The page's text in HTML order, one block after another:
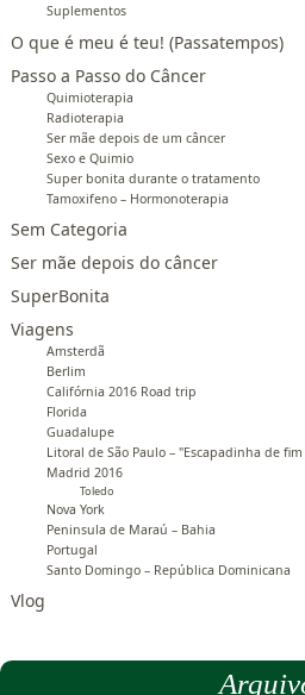
Suplementos
O que é meu é teu! (Passatempos)
Passo a Passo do Câncer
Quimioterapia
Radioterapia
Ser mãe depois de um câncer
Sexo e Quimio
Super bonita durante o tratamento
Tamoxifeno – Hormonoterapia
Sem Categoria
Ser mãe depois do câncer
SuperBonita
Viagens
Amsterdã
Berlim
Califórnia 2016 Road trip
Florida
Guadalupe
Litoral de São Paulo – "Escapadinha de
Madrid 2016
Toledo
Nova York
Peninsula de Maraú – Bahia
Portugal
Santo Domingo – República Dominicana
Vlog